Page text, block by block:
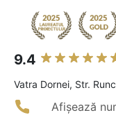
9.4
Vatra Dornei, Str.
Afișează